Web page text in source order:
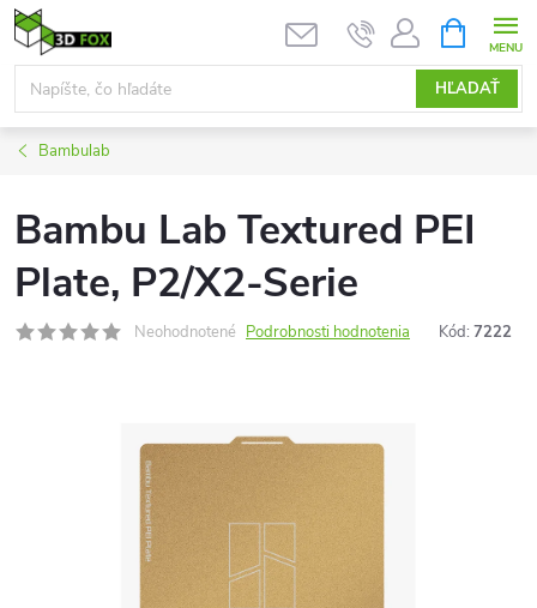
Prejsť
na
obsah
HĽADAŤ
KOŠÍK
Bambulab
Bambu Lab Textured PEI
Plate, P2/X2-Serie
Neohodnotené Podrobnosti hodnotenia Kód: 7222